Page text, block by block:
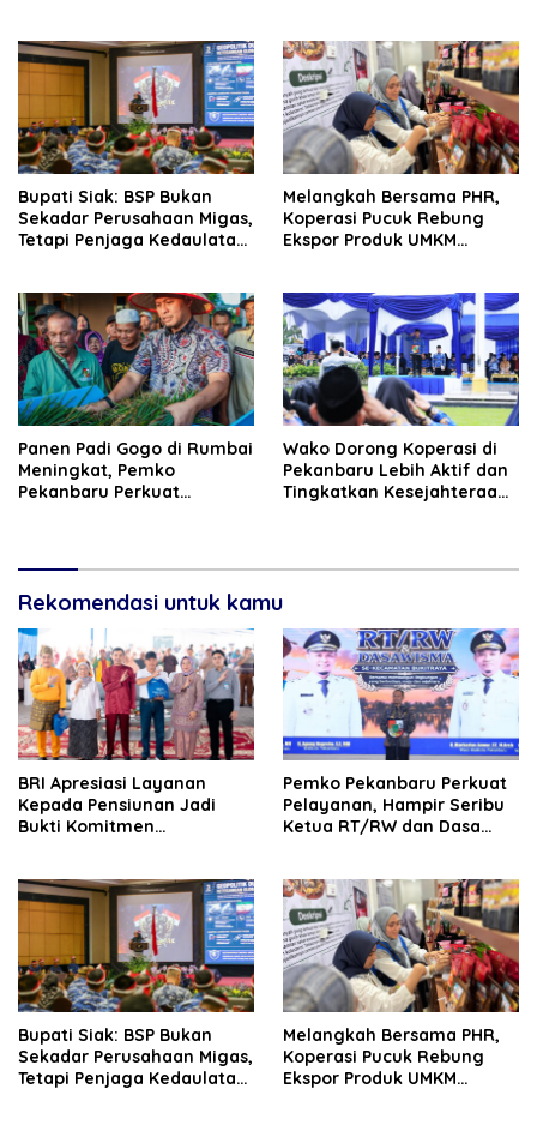
Bupati Siak: BSP Bukan
Sekadar Perusahaan Migas,
Tetapi Penjaga Kedaulatan
Melangkah Bersama PHR,
Koperasi Pucuk Rebung
Ekspor Produk UMKM
Panen Padi Gogo di Rumbai
Meningkat, Pemko
Pekanbaru Perkuat
Wako Dorong Koperasi di
Pekanbaru Lebih Aktif dan
Tingkatkan Kesejahteraan
Rekomendasi untuk kamu
BRI Apresiasi Layanan
Kepada Pensiunan Jadi
Bukti Komitmen
Pemko Pekanbaru Perkuat
Pelayanan, Hampir Seribu
Ketua RT/RW dan Dasa
Bupati Siak: BSP Bukan
Sekadar Perusahaan Migas,
Tetapi Penjaga Kedaulatan
Melangkah Bersama PHR,
Koperasi Pucuk Rebung
Ekspor Produk UMKM